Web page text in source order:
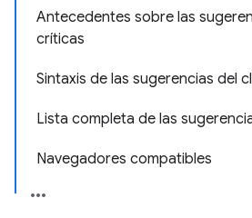
Antecedentes sobre las
críticas
Sintaxis de las sugerencias del
Lista completa de las
Navegadores compatibles